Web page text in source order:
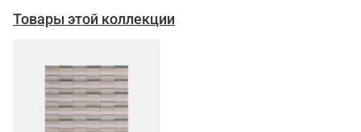
Товары этой коллекции